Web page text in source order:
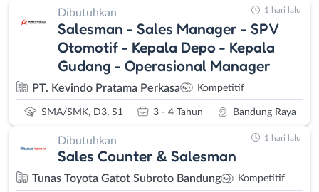
Dibutuhkan
Salesman - Sales Manager - SPV
Otomotif - Kepala Depo - Kepala
Gudang - Operasional Manager
PT. Kevindo Pratama Perkasa Kompetitif
SMA/SMK, D3, S1 3 - 4 Tahun Bandung Raya
1 hari lalu
Dibutuhkan
Sales Counter & Salesman
Tunas Toyota Gatot Subroto Bandung Kompetitif
1 hari lalu